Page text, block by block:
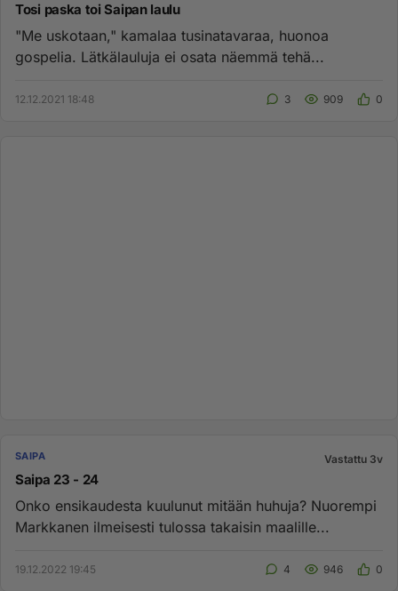
Tosi paska toi Saipan laulu
"Me uskotaan," kamalaa tusinatavaraa, huonoa
gospelia. Lätkälauluja ei osata näemmä tehä...
12.12.2021 18:48 3 909 0
SAIPA Vastattu 3v
Saipa 23 - 24
Onko ensikaudesta kuulunut mitään huhuja? Nuorempi
Markkanen ilmeisesti tulossa takaisin maalille...
19.12.2022 19:45 4 946 0